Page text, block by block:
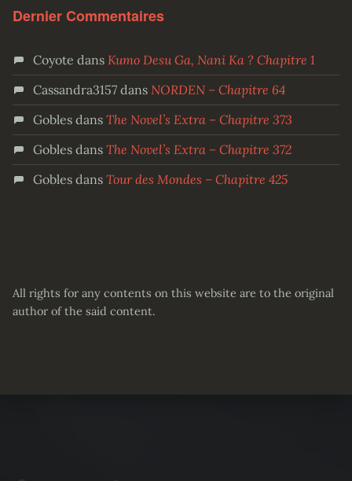
Dernier Commentaires
Coyote dans Kumo Desu Ga, Nani Ka ? Chapitre 1
Cassandra3157dans NORDEN – Chapitre 64
Goblesdans The Novel’s Extra – Chapitre 373
Goblesdans The Novel’s Extra – Chapitre 372
Goblesdans Tour des Mondes – Chapitre 425
All rights for any contents on this website are to the original
author of the said content.